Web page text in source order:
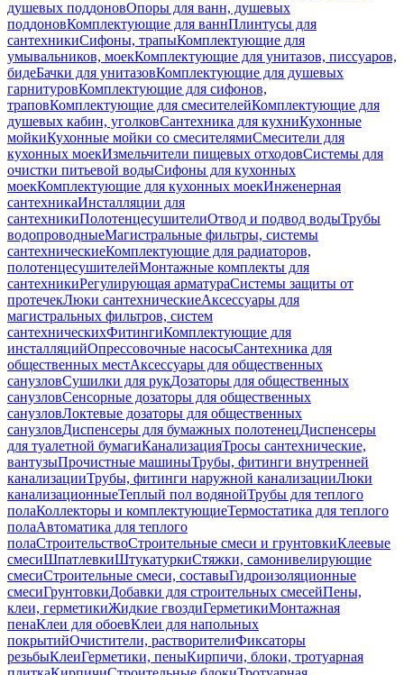
душевых поддоновОпоры для ванн, душевых
поддоновКомплектующие для ваннПлинтусы для
сантехникиСифоны, трапыКомплектующие для
умывальников, моекКомплектующие для унитазов, писсуаров,
бидеБачки для унитазовКомплектующие для душевых
гарнитуровКомплектующие для сифонов,
траповКомплектующие для смесителейКомплектующие для
душевых кабин, уголковСантехника для кухниКухонные
мойкиКухонные мойки со смесителямиСмесители для
кухонных моекИзмельчители пищевых отходовСистемы для
очистки питьевой водыСифоны для кухонных
моекКомплектующие для кухонных моекИнженерная
сантехникаИнсталляции для
сантехникиПолотенцесушителиОтвод и подвод водыТрубы
водопроводныеМагистральные фильтры, системы
сантехническиеКомплектующие для радиаторов,
полотенцесушителейМонтажные комплекты для
сантехникиРегулирующая арматураСистемы защиты от
протечекЛюки сантехническиеАксессуары для
магистральных фильтров, систем
сантехническихФитингиКомплектующие для
инсталляцийОпрессовочные насосыСантехника для
общественных местАксессуары для общественных
санузловСушилки для рукДозаторы для общественных
санузловСенсорные дозаторы для общественных
санузловЛоктевые дозаторы для общественных
санузловДиспенсеры для бумажных полотенецДиспенсеры
для туалетной бумагиКанализацияТросы сантехнические,
вантузыПрочистные машиныТрубы, фитинги внутренней
канализацииТрубы, фитинги наружной канализацииЛюки
канализационныеТеплый пол водянойТрубы для теплого
полаКоллекторы и комплектующиеТермостатика для теплого
полаАвтоматика для теплого
полаСтроительствоСтроительные смеси и грунтовкиКлеевые
смесиШпатлевкиШтукатуркиСтяжки, самонивелирующие
смесиСтроительные смеси, составыГидроизоляционные
смесиГрунтовкиДобавки для строительных смесейПены,
клеи, герметикиЖидкие гвоздиГерметикиМонтажная
пенаКлеи для обоевКлеи для напольных
покрытийОчистители, растворителиФиксаторы
резьбыКлеиГерметики, пеныКирпичи, блоки, тротуарная